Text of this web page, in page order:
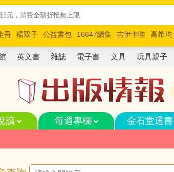
吾 楊双子 公益書包 16647續集 吉伊卡哇 高希均
路邊攤新作
馬斯克 玩具總動員5 超慢跑
英文書 雜誌 電子書 文具 玩具親子
讀 每週專欄 金石堂選書